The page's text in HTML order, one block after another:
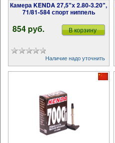
Камера KENDA 27,5ʺх 2.80-3.20ʺ,
71/81-584 спорт ниппель
854 pуб. В корзину
Наличие надо уточнить